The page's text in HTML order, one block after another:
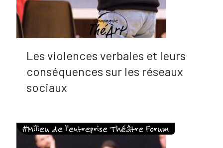
Les violences verbales et leurs
conséquences sur les réseaux
sociaux
#Milieu de l'entreprise Théâtre Forum